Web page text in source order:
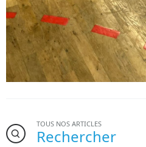
TOUS NOS ARTICLES
Rechercher